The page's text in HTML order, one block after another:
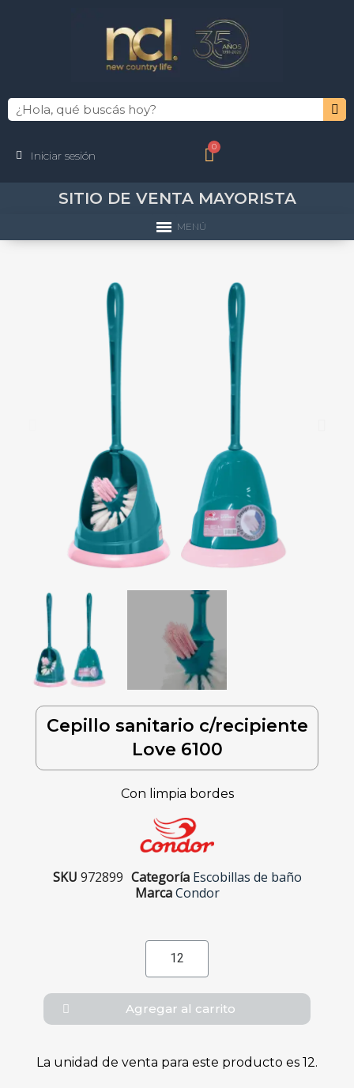
Iniciar sesión
SITIO DE VENTA MAYORISTA
MENÚ
Cepillo sanitario c/recipiente
Love 6100
Con limpia bordes
SKU 972899 Categoría Escobillas de baño
Marca Condor
Agregar al carrito
La unidad de venta para este producto es 12.